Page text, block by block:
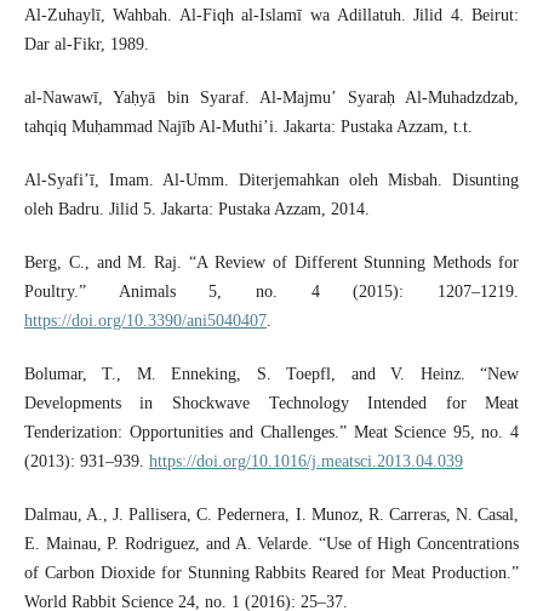
Al-Zuhaylī, Wahbah. Al-Fiqh al-Islamī wa Adillatuh. Jilid 4. Beirut:
Dar al-Fikr, 1989.
al-Nawawī, Yaḥyā bin Syaraf. Al-Majmu’ Syaraḥ Al-Muhadzdzab,
tahqiq Muḥammad Najīb Al-Muthi’i. Jakarta: Pustaka Azzam, t.t.
Al-Syafi’ī, Imam. Al-Umm. Diterjemahkan oleh Misbah. Disunting
oleh Badru. Jilid 5. Jakarta: Pustaka Azzam, 2014.
Berg, C., and M. Raj. “A Review of Different Stunning Methods for
Poultry.” Animals 5, no. 4 (2015): 1207–1219.
https://doi.org/10.3390/ani5040407.
Bolumar, T., M. Enneking, S. Toepfl, and V. Heinz. “New
Developments in Shockwave Technology Intended for Meat
Tenderization: Opportunities and Challenges.” Meat Science 95, no. 4
(2013): 931–939. https://doi.org/10.1016/j.meatsci.2013.04.039
Dalmau, A., J. Pallisera, C. Pedernera, I. Munoz, R. Carreras, N. Casal,
E. Mainau, P. Rodriguez, and A. Velarde. “Use of High Concentrations
of Carbon Dioxide for Stunning Rabbits Reared for Meat Production.”
World Rabbit Science 24, no. 1 (2016): 25–37.